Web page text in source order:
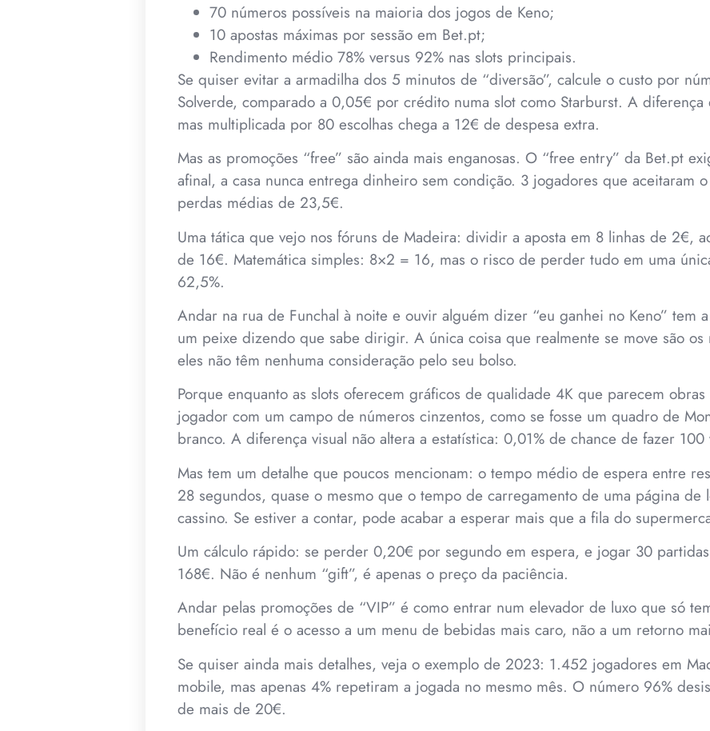
70 números possíveis na maioria dos jogos de Keno;
10 apostas máximas por sessão em Bet.pt;
Rendimento médio 78% versus 92% nas slots principais.
Se quiser evitar a armadilha dos 5 minutos de “diversão”, calcule o custo por
Solverde, comparado a 0,05€ por crédito numa slot como Starburst. A
mas multiplicada por 80 escolhas chega a 12€ de despesa extra.
Mas as promoções “free” são ainda mais enganosas. O “free entry” da Bet.pt
afinal, a casa nunca entrega dinheiro sem condição. 3 jogadores que aceitaram
perdas médias de 23,5€.
Uma tática que vejo nos fóruns de Madeira: dividir a aposta em 8 linhas de 2€,
de 16€. Matemática simples: 8×2 = 16, mas o risco de perder tudo em uma
62,5%.
Andar na rua de Funchal à noite e ouvir alguém dizer “eu ganhei no Keno” tem
um peixe dizendo que sabe dirigir. A única coisa que realmente se move são os
eles não têm nenhuma consideração pelo seu bolso.
Porque enquanto as slots oferecem gráficos de qualidade 4K que parecem
jogador com um campo de números cinzentos, como se fosse um quadro de
branco. A diferença visual não altera a estatística: 0,01% de chance de fazer 100
Mas tem um detalhe que poucos mencionam: o tempo médio de espera entre
28 segundos, quase o mesmo que o tempo de carregamento de uma página de
cassino. Se estiver a contar, pode acabar a esperar mais que a fila do
Um cálculo rápido: se perder 0,20€ por segundo em espera, e jogar 30
168€. Não é nenhum “gift”, é apenas o preço da paciência.
Andar pelas promoções de “VIP” é como entrar num elevador de luxo que só
benefício real é o acesso a um menu de bebidas mais caro, não a um retorno
Se quiser ainda mais detalhes, veja o exemplo de 2023: 1.452 jogadores em
mobile, mas apenas 4% repetiram a jogada no mesmo mês. O número 96%
de mais de 20€.